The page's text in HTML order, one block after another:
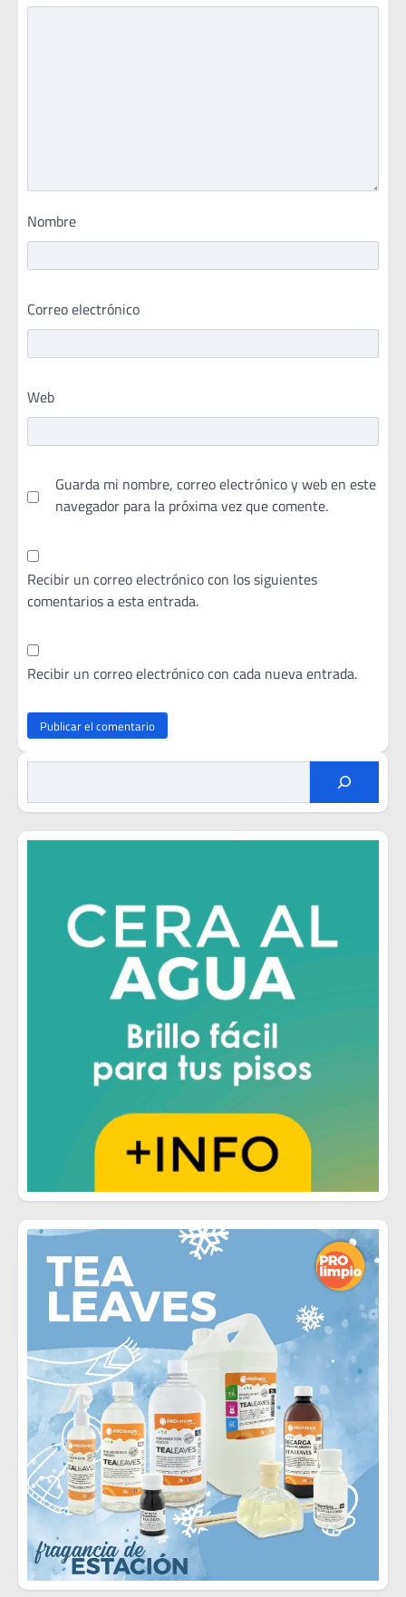
Nombre
Correo electrónico
Web
Guarda mi nombre, correo electrónico y web en este
navegador para la próxima vez que comente.
Recibir un correo electrónico con los siguientes
comentarios a esta entrada.
Recibir un correo electrónico con cada nueva entrada.